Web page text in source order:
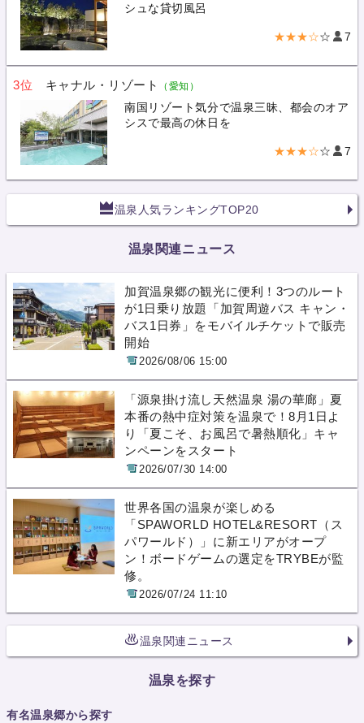
シュな貸切風呂
★★★☆☆ 7
3位 キャナル・リゾート （愛知）
南国リゾート気分で温泉三昧、都会のオア
シスで最高の休日を
★★★☆☆ 7
温泉人気ランキングTOP20
温泉関連ニュース
加賀温泉郷の観光に便利！3つのルート
が1日乗り放題「加賀周遊バス キャン・
バス1日券」をモバイルチケットで販売
開始
2026/08/06 15:00
「源泉掛け流し天然温泉 湯の華廊」夏
本番の熱中症対策を温泉で！8月1日よ
り「夏こそ、お風呂で暑熱順化」キャ
ンペーンをスタート
2026/07/30 14:00
世界各国の温泉が楽しめる
「SPAWORLD HOTEL&RESORT（ス
パワールド）」に新エリアがオープ
ン！ボードゲームの選定をTRYBEが監
修。
2026/07/24 11:10
温泉関連ニュース
温泉を探す
有名温泉郷から探す